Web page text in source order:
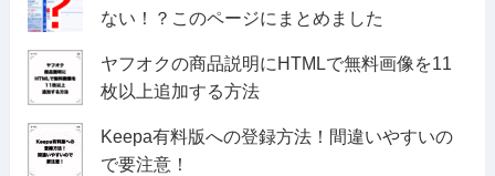
ない！？このページにまとめました
ヤフオクの商品説明にHTMLで無料画像を11
枚以上追加する方法
Keepa有料版への登録方法！間違いやすいの
で要注意！